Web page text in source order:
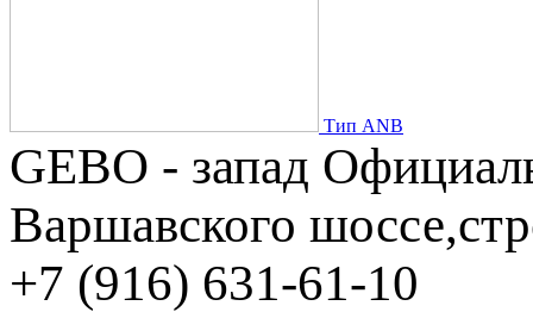
Тип ANB
GEBO - запад
Варшавского
+7 (916) 631-61-10